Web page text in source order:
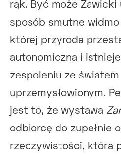
rąk. Być może Zawicki
sposób smutne widmo
której przyroda
autonomiczna i
zespoleniu ze światem
uprzemysłowionym.
jest to, że wystawa
odbiorcę do zupełnie
rzeczywistości, która